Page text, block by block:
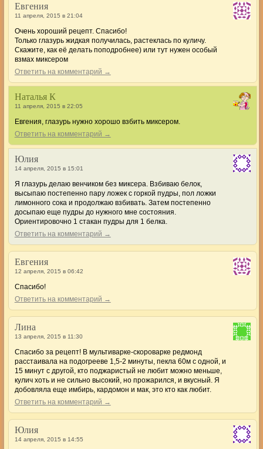
Евгения
11 апреля, 2015 в 21:04
Очень хороший рецепт. Спасибо!
Только глазурь жидкая получилась, растеклась по куличу.
Скажите, как её делать поподробнее) или тут нужен особый
взмах миксером
Ответить на комментарий →
Наталья К
11 апреля, 2015 в 22:05
Евгения, глазурь нужно хорошо взбить миксером.
Ответить на комментарий →
Юлия
14 апреля, 2015 в 15:01
Я глазурь делаю венчиком без миксера. Взбиваю белок,
высыпаю постепенно пару ложек с горкой пудры, пол ложки
лимонного сока и продолжаю взбивать. Затем постепенно
досыпаю еще пудры до нужного мне состояния.
Ориентировочно 1 стакан пудры для 1 белка.
Ответить на комментарий →
Евгения
12 апреля, 2015 в 06:42
Спасибо!
Ответить на комментарий →
Лина
13 апреля, 2015 в 11:30
Спасибо за рецепт! В мультиварке-скороварке редмонд
расстаивала на подогрееве 1,5-2 минуты, пекла 60м с одной, и
15 минут с другой, кто поджаристый не любит можно меньше,
кулич хоть и не сильно высокий, но прожарился, и вкусный. Я
добовляла еще имбирь, кардомон и мак, это кто как любит.
Ответить на комментарий →
Юлия
14 апреля, 2015 в 14:55